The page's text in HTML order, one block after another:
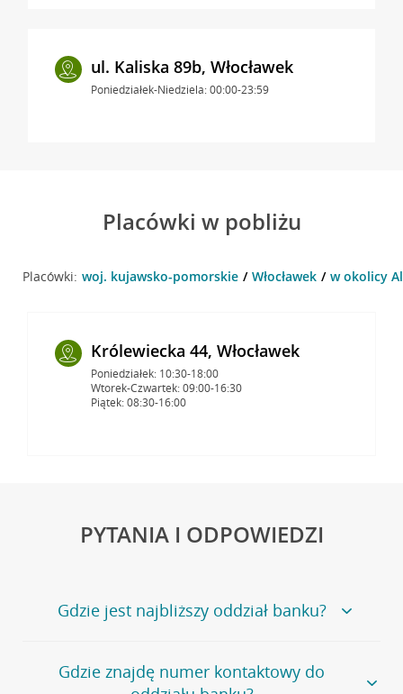
ul. Kaliska 89b, Włocławek
Poniedziałek-Niedziela: 00:00-23:59
Placówki w pobliżu
Placówki: woj. kujawsko-pomorskie Włocławek w okolicy
Królewiecka 44, Włocławek
Poniedziałek: 10:30-18:00
Wtorek-Czwartek: 09:00-16:30
Piątek: 08:30-16:00
PYTANIA I ODPOWIEDZI
Gdzie jest najbliższy oddział banku?
Jeśli szukasz oddziału naszego banku, zapraszamy na
stronęPlacówki i bankomaty, na której znajduje się
Gdzie znajdę numer kontaktowy do